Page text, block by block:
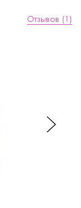
Отзывов (1)